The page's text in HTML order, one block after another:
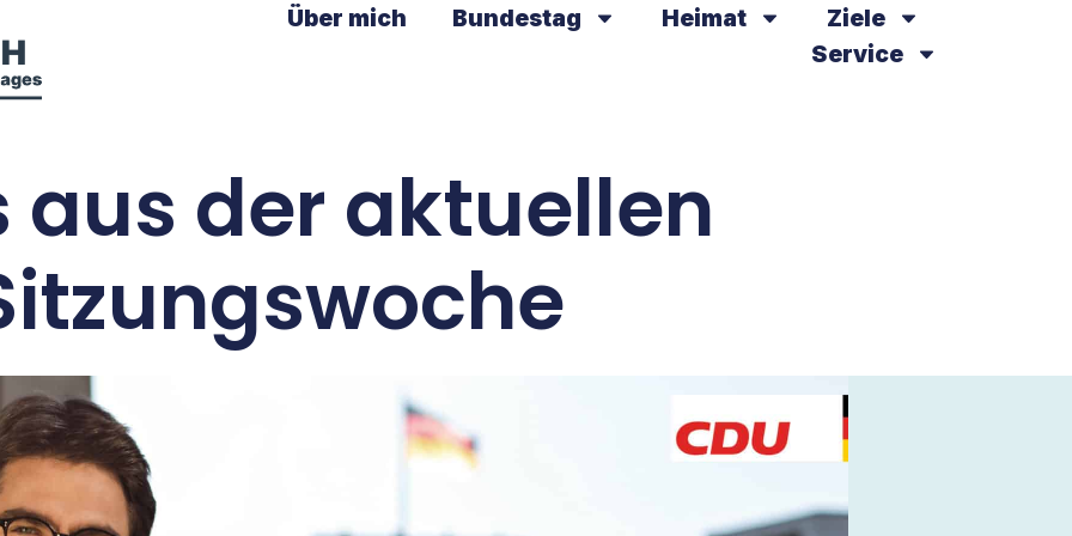
Über mich Bundestag Heimat
Ziele
Service
aus der aktuellen